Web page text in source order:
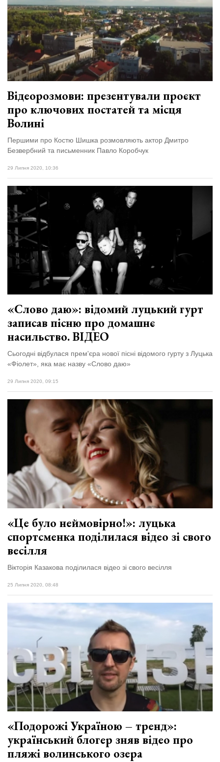
Відеорозмови: презентували проєкт
про ключових постатей та місця
Волині
Першими про Костю Шишка розмовляють актор Дмитро
Безвербний та письменник Павло Коробчук
29 Липня 2020, 10:36
«Слово даю»: відомий луцький гурт
записав пісню про домашнє
насильство. ВІДЕО
Сьогодні відбулася прем'єра нової пісні відомого гурту з Луцька
«Фіолет», яка має назву «Слово даю»
29 Липня 2020, 09:15
«Це було неймовірно!»: луцька
спортсменка поділилася відео зі свого
весілля
Вікторія Казакова поділилася відео зі свого весілля
25 Липня 2020, 08:48
«Подорожі Україною – тренд»:
український блогер зняв відео про
пляжі волинського озера